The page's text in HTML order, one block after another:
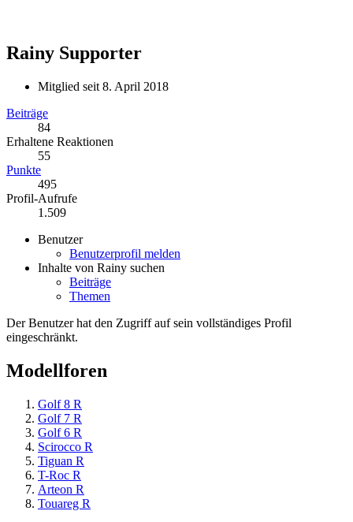
Rainy Supporter
Mitglied seit 8. April 2018
Beiträge
84
Erhaltene Reaktionen
55
Punkte
495
Profil-Aufrufe
1.509
Benutzer
Benutzerprofil melden
Inhalte von Rainy suchen
Beiträge
Themen
Der Benutzer hat den Zugriff auf sein vollständiges Profil
eingeschränkt.
Modellforen
Golf 8 R
Golf 7 R
Golf 6 R
Scirocco R
Tiguan R
T-Roc R
Arteon R
Touareg R